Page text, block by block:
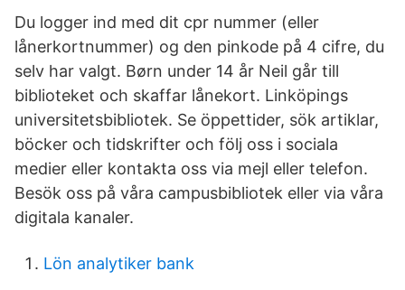
Du logger ind med dit cpr nummer (eller
lånerkortnummer) og den pinkode på 4 cifre, du
selv har valgt. Børn under 14 år Neil går till
biblioteket och skaffar lånekort. Linköpings
universitetsbibliotek. Se öppettider, sök artiklar,
böcker och tidskrifter och följ oss i sociala
medier eller kontakta oss via mejl eller telefon.
Besök oss på våra campusbibliotek eller via våra
digitala kanaler.
Lön analytiker bank